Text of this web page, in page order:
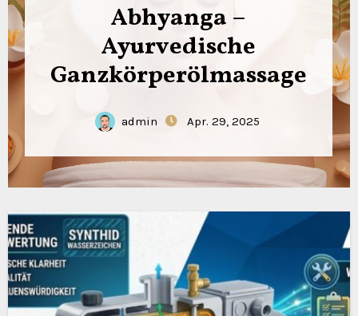
Abhyanga –
Ayurvedische
Ganzkörperölmassage
admin Apr. 29, 2025